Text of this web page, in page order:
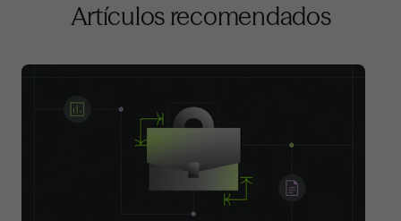
Artículos recomendados